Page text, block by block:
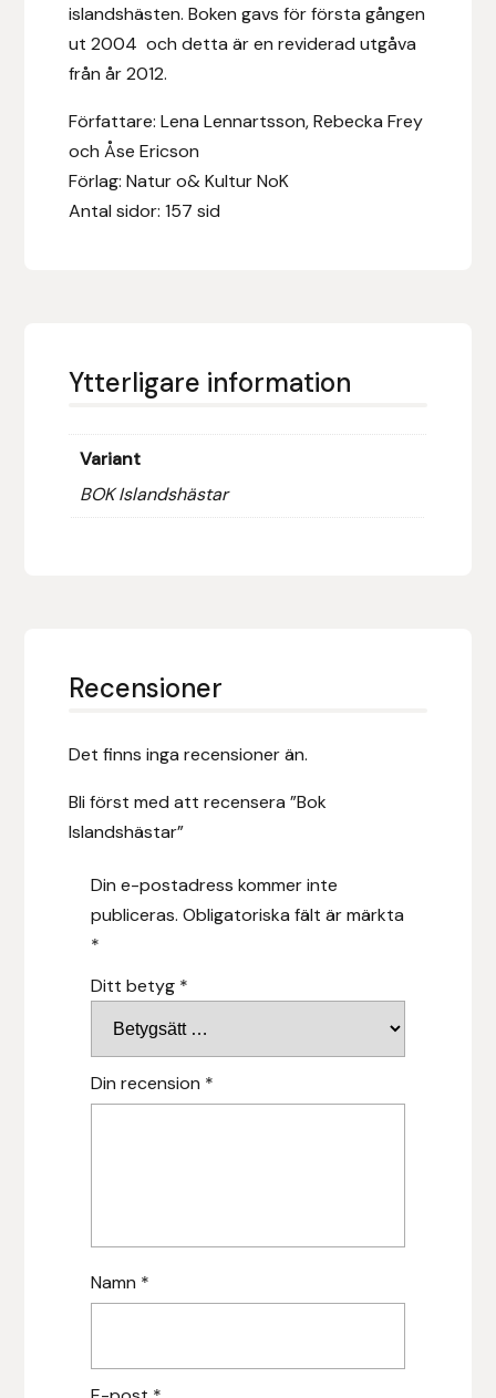
islandshästen. Boken gavs för första gången
ut 2004 och detta är en reviderad utgåva
från år 2012.
Författare: Lena Lennartsson, Rebecka Frey
och Åse Ericson
Förlag: Natur o& Kultur NoK
Antal sidor: 157 sid
Ytterligare information
Variant
BOK Islandshästar
Recensioner
Det finns inga recensioner än.
Bli först med att recensera ”Bok
Islandshästar”
Din e-postadress kommer inte
publiceras. Obligatoriska fält är märkta
*
Ditt betyg *
Din recension *
Namn *
Furminator
G Boots
Gysinge
Hansbo Sport
Islandshästspecialisten
J&S Saddlery
Källquist Equestrian